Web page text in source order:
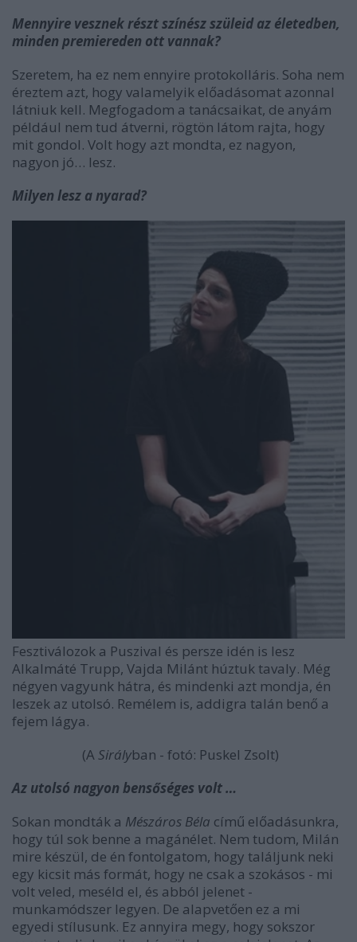
Mennyire vesznek részt színész szüleid az életedben,
minden premiereden ott vannak?
Szeretem, ha ez nem ennyire protokolláris. Soha nem
éreztem azt, hogy valamelyik előadásomat azonnal
látniuk kell. Megfogadom a tanácsaikat, de anyám
például nem tud átverni, rögtön látom rajta, hogy
mit gondol. Volt hogy azt mondta, ez nagyon,
nagyon jó… lesz.
Milyen lesz a nyarad?
Fesztiválozok a Puszival és persze idén is lesz
Alkalmáté Trupp, Vajda Milánt húztuk tavaly. Még
négyen vagyunk hátra, és mindenki azt mondja, én
leszek az utolsó. Remélem is, addigra talán benő a
fejem lágya.
(A Sirályban - fotó: Puskel Zsolt)
Az utolsó nagyon bensőséges volt …
Sokan mondták a Mészáros Béla című előadásunkra,
hogy túl sok benne a magánélet. Nem tudom, Milán
mire készül, de én fontolgatom, hogy találjunk neki
egy kicsit más formát, hogy ne csak a szokásos - mi
volt veled, meséld el, és abból jelenet -
munkamódszer legyen. De alapvetően ez a mi
egyedi stílusunk. Ez annyira megy, hogy sokszor